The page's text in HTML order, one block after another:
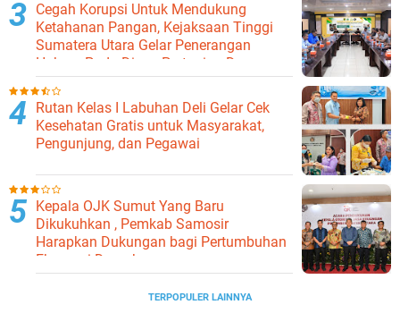
Cegah Korupsi Untuk Mendukung
Ketahanan Pangan, Kejaksaan Tinggi
Sumatera Utara Gelar Penerangan
Hukum Pada Dinas Pertanian Dan
Ketahanan Pangan
Rutan Kelas I Labuhan Deli Gelar Cek
Kesehatan Gratis untuk Masyarakat,
Pengunjung, dan Pegawai
Kepala OJK Sumut Yang Baru
Dikukuhkan , Pemkab Samosir
Harapkan Dukungan bagi Pertumbuhan
Ekonomi Daerah
TERPOPULER LAINNYA